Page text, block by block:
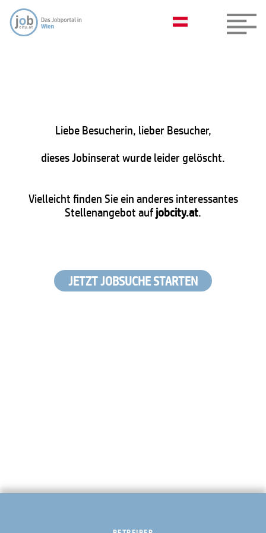
Liebe Besucherin, lieber Besucher,
dieses Jobinserat wurde leider gelöscht.
Vielleicht finden Sie ein anderes interessantes
Stellenangebot aufjobcity.at.
JETZT JOBSUCHE STARTEN